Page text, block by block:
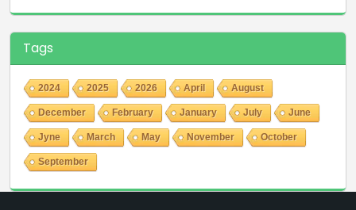
Tags
2024 2025 2026 April August
December February January July June
Jyne March May November October
September